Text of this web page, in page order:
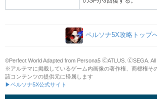
ペルソナ5X攻略トップ
©Perfect World Adapted from Persona5 🄫ATLUS. 🄫SEGA. All
※アルテマに掲載しているゲーム内画像の著作権、商標権そ
該コンテンツの提供元に帰属します
▶ペルソナ5X公式サイト